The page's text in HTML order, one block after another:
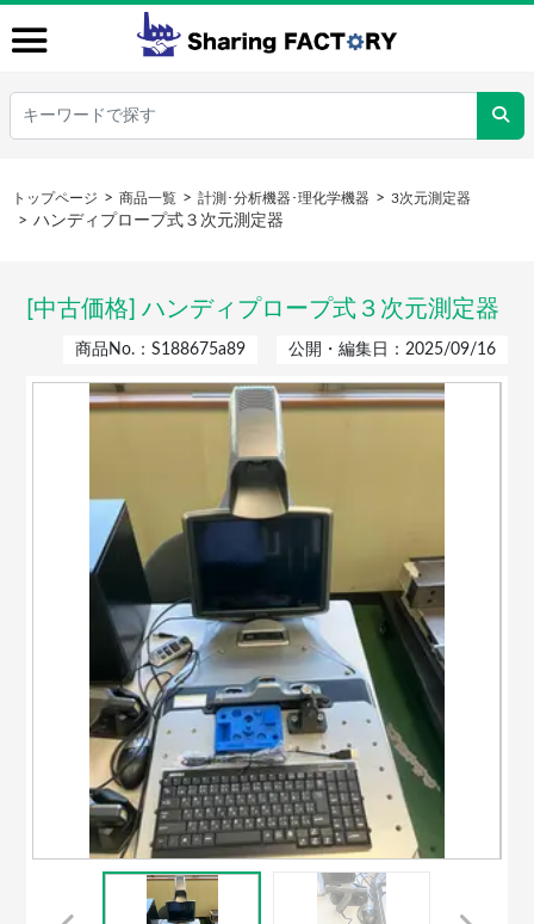
トップページ 商品一覧 計測･分析機器･理化学機器 3次元測定器
ハンディプロープ式３次元測定器
[中古価格] ハンディプロープ式３次元測定器
商品No.：S188675a89 公開・編集日：2025/09/16